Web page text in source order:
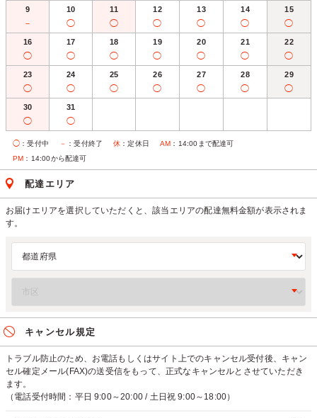
9
－
10
◯
11
◯
12
◯
13
◯
14
◯
15
◯
16
◯
17
◯
18
◯
19
◯
20
◯
21
◯
22
◯
23
◯
24
◯
25
◯
26
◯
27
◯
28
◯
29
◯
30
◯
31
◯
◯ ：受付中 － ：受付終了 休 ：定休日 AM ：14:00まで配達可
PM ：14:00から配達可
配達エリア
お届けエリアを選択していただくと、該当エリアの配達無料金額が表示されま
す。
キャンセル規定
トラブル防止のため、お電話もしくはサイト上でのキャンセル受付後、キャン
セル確定メール(FAX)の送受信をもって、正式なキャンセルとさせていただき
ます。
（電話受付時間：平日 9:00～20:00 / 土日祝 9:00～18:00）